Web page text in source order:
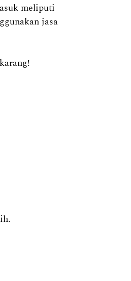
meliputi
jasa